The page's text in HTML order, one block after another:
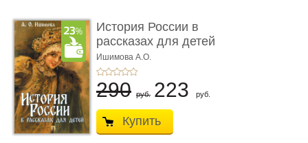
История России в
рассказах для детей
Ишимова А.О.
290 руб. 223 руб.
Купить